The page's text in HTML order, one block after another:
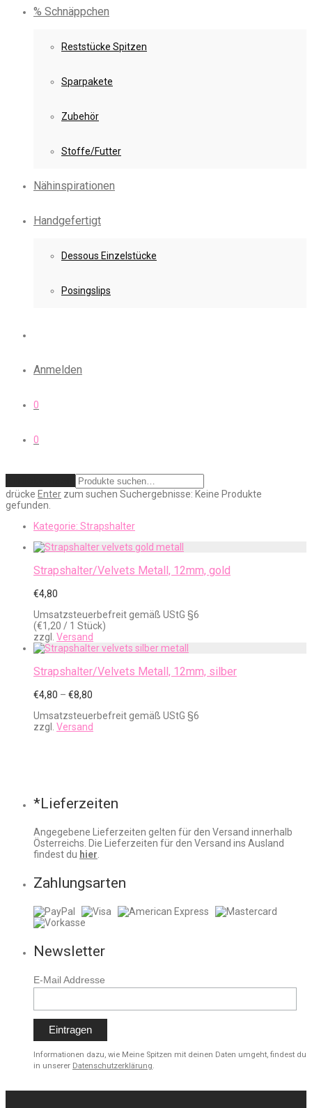
% Schnäppchen
Reststücke Spitzen
Sparpakete
Zubehör
Stoffe/Futter
Nähinspirationen
Handgefertigt
Dessous Einzelstücke
Posingslips
Anmelden
0
0
drücke Enter zum suchen Suchergebnisse: Keine Produkte
gefunden.
Kategorie: Strapshalter
Strapshalter/Velvets Metall, 12mm, gold
€4,80
Umsatzsteuerbefreit gemäß UStG §6
(€1,20 / 1 Stück)
zzgl. Versand
Strapshalter/Velvets Metall, 12mm, silber
€4,80 – €8,80
bis
Umsatzsteuerbefreit gemäß UStG §6
zzgl. Versand
*Lieferzeiten
Angegebene Lieferzeiten gelten für den Versand innerhalb
Österreichs. Die Lieferzeiten für den Versand ins Ausland
findest du hier
Zahlungsarten
Newsletter
E-Mail Addresse
Informationen dazu, wie Meine Spitzen mit deinen Daten umgeht, findest du
in unserer Datenschutzerklärung.